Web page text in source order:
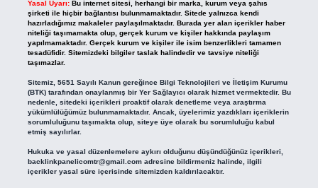
Yasal Uyarı: Bu internet sitesi, herhangi bir marka, kurum veya şahıs
şirketi ile hiçbir bağlantısı bulunmamaktadır. Sitede yalnızca kendi
hazırladığımız makaleler paylaşılmaktadır. Burada yer alan içerikler haber
niteliği taşımamakta olup, gerçek kurum ve kişiler hakkında paylaşım
yapılmamaktadır. Gerçek kurum ve kişiler ile isim benzerlikleri tamamen
tesadüfidir. Sitemizdeki bilgiler taslak halindedir ve tavsiye niteliği
taşımazlar.
Sitemiz, 5651 Sayılı Kanun gereğince Bilgi Teknolojileri ve İletişim Kurumu
(BTK) tarafından onaylanmış bir Yer Sağlayıcı olarak hizmet vermektedir. Bu
nedenle, sitedeki içerikleri proaktif olarak denetleme veya araştırma
yükümlülüğümüz bulunmamaktadır. Ancak, üyelerimiz yazdıkları içeriklerin
sorumluluğunu taşımakta olup, siteye üye olarak bu sorumluluğu kabul
etmiş sayılırlar.
Hukuka ve yasal düzenlemelere aykırı olduğunu düşündüğünüz içerikleri,
backlinkpanelicomtr@gmail.comadresine bildirmeniz halinde, ilgili
içerikler yasal süre içerisinde sitemizden kaldırılacaktır.